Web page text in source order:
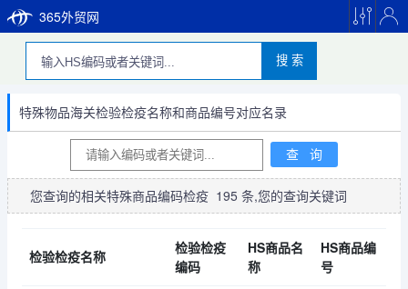
365外贸网
搜 索
特殊物品海关检验检疫名称和商品编号对应名录
您查询的相关特殊商品编码检疫 195 条,您的查询关键词
检验检疫名称
检验检疫
编码
HS商品名
称
HS商品编
号